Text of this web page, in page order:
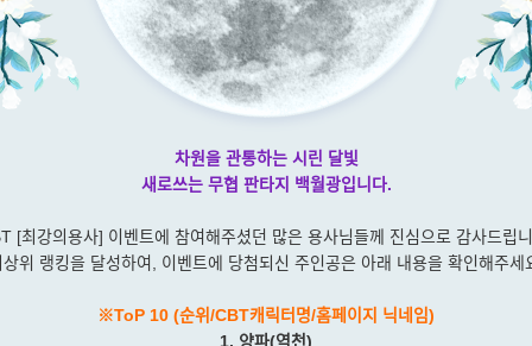
차원을 관통하는 시린 달빛
새로쓰는 무협 판타지 백월광입니다.
[최강의용사] 이벤트에 참여해주셨던 많은 용사님들께 진심으로 감사드립
상위 랭킹을 달성하여, 이벤트에 당첨되신 주인공은 아래 내용을 확인해주세
※ToP 10 (순위/CBT캐릭터명/홈페이지 닉네임)
1. 양파(역천)